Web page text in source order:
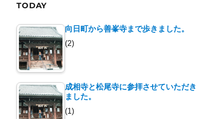
TODAY
向日町から善峯寺まで歩きました。
(2)
成相寺と松尾寺に参拝させていただき
ました。
(1)